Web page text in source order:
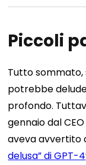
Piccoli
Tutto
potrebbe
profondo.
gennaio dal
aveva avvertito
delusa” di GPT-4